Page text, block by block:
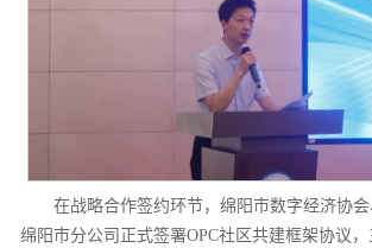
在战略合作签约环节，绵阳市数字经济协
绵阳市分公司正式签署OPC社区共建框架协议